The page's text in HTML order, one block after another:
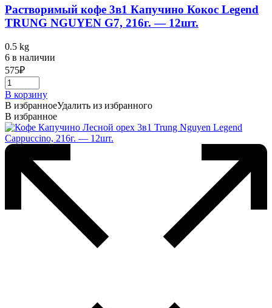
Растворимый кофе 3в1 Капучино Кокос Legend
TRUNG NGUYEN G7, 216г. — 12шт.
0.5 kg
6 в наличии
575₽
В корзину
В избранноеУдалить из избранного
В избранное